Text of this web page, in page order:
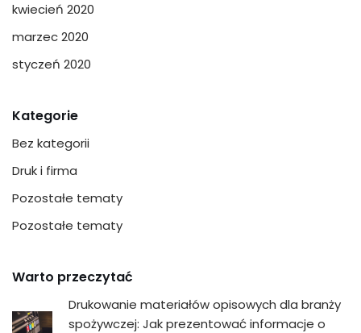
kwiecień 2020
marzec 2020
styczeń 2020
Kategorie
Bez kategorii
Druk i firma
Pozostałe tematy
Pozostałe tematy
Warto przeczytać
Drukowanie materiałów opisowych dla branży
spożywczej: Jak prezentować informacje o